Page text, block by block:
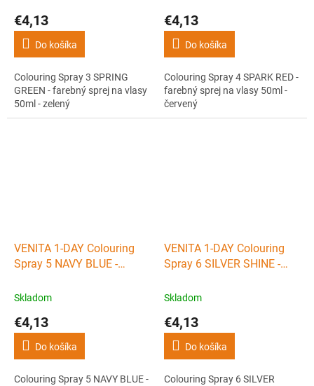
€4,13
Do košíka
Colouring Spray 3 SPRING
GREEN - farebný sprej na vlasy
50ml - zelený
€4,13
Do košíka
Colouring Spray 4 SPARK RED -
farebný sprej na vlasy 50ml -
červený
VENITA 1-DAY Colouring
Spray 5 NAVY BLUE -
50ml - tmavomodrý
Skladom
€4,13
Do košíka
Colouring Spray 5 NAVY BLUE -
VENITA 1-DAY Colouring
Spray 6 SILVER SHINE -
50ml - strieborný
Skladom
€4,13
Do košíka
Colouring Spray 6 SILVER